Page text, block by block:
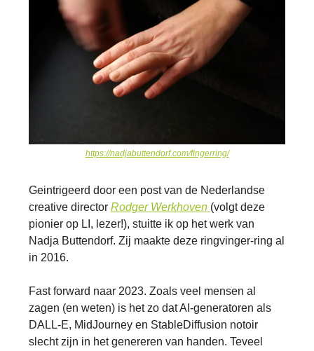
https://nadjabuttendorf.com/fingerring/
Geintrigeerd door een post van de Nederlandse
creative director Rodger Werkhoven (volgt deze
pionier op LI, lezer!), stuitte ik op het werk van
Nadja Buttendorf. Zij maakte deze ringvinger-ring al
in 2016.
Fast forward naar 2023. Zoals veel mensen al
zagen (en weten) is het zo dat AI-generatoren als
DALL-E, MidJourney en StableDiffusion notoir
slecht zijn in het genereren van handen. Teveel